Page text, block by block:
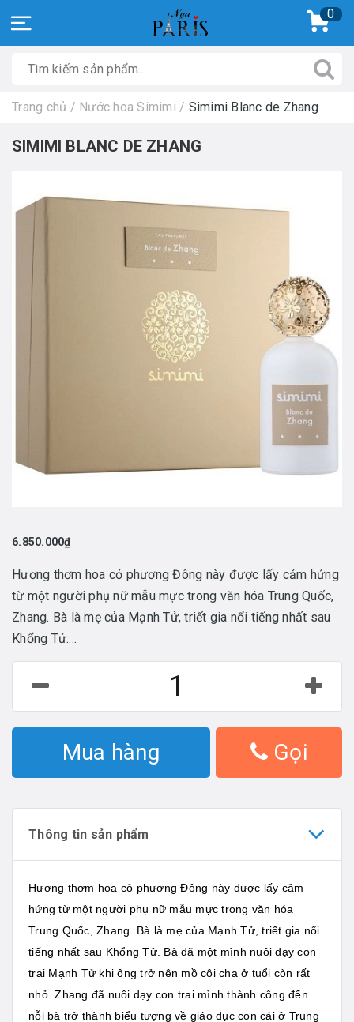
0
Trang chủ / Nước hoa Simimi / Simimi Blanc de Zhang
SIMIMI BLANC DE ZHANG
6.850.000₫
Hương thơm hoa cỏ phương Đông này được lấy cảm hứng
từ một người phụ nữ mẫu mực trong văn hóa Trung Quốc,
Zhang. Bà là mẹ của Mạnh Tử, triết gia nổi tiếng nhất sau
Khổng Tử....
Mua hàng Gọi
Thông tin sản phẩm
Hương thơm hoa cỏ phương Đông này được lấy cảm
hứng từ một người phụ nữ mẫu mực trong văn hóa
Trung Quốc, Zhang. Bà là mẹ của Mạnh Tử, triết gia nổi
tiếng nhất sau Khổng Tử. Bà đã một mình nuôi dạy con
trai Mạnh Tử khi ông trở nên mồ côi cha ở tuổi còn rất
nhỏ. Zhang đã nuôi dạy con trai mình thành công đến
nỗi bà trở thành biểu tượng về giáo dục con cái ở Trung